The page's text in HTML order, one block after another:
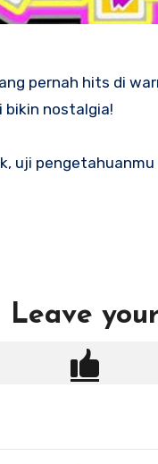
pernah hits di
bikin nostalgia!
uji
Leave